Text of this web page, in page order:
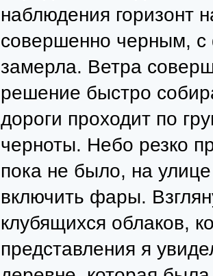
наблюдения горизонт
совершенно черным,
замерла. Ветра
решение быстро
дороги проходит по
черноты. Небо резко
пока не было, на
включить фары.
клубящихся облаков,
представления я